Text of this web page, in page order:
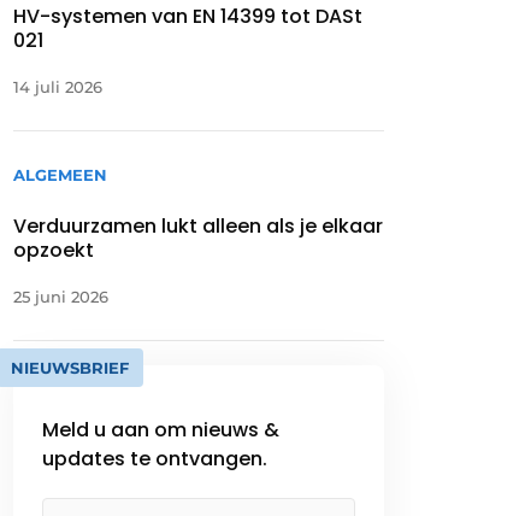
HV-systemen van EN 14399 tot DASt
021
14 juli 2026
ALGEMEEN
Verduurzamen lukt alleen als je elkaar
opzoekt
25 juni 2026
NIEUWSBRIEF
Meld u aan om nieuws &
updates te ontvangen.